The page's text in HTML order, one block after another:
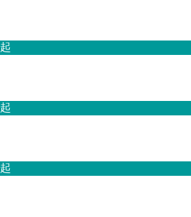
起
起
起